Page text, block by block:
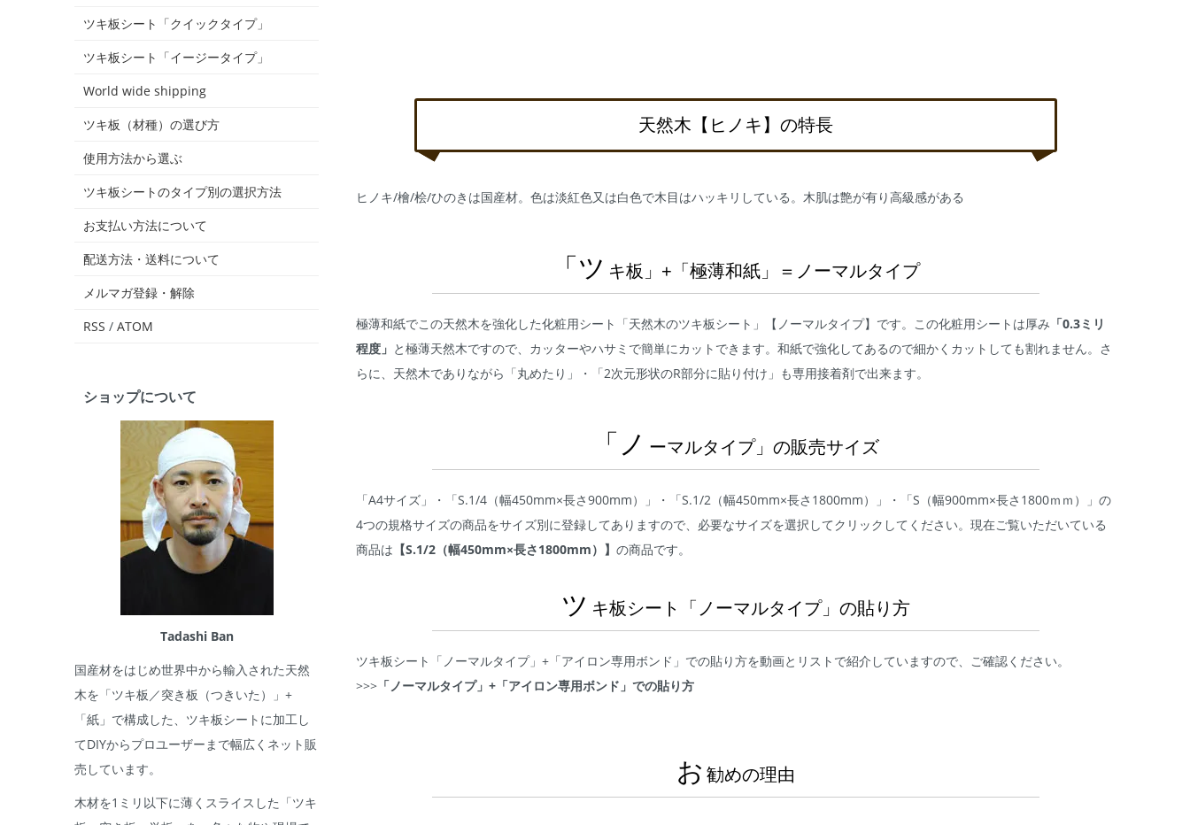
天然木【ヒノキ】の特長
ヒノキ/檜/桧/ひのきは国産材。色は淡紅色又は白色で木目はハッキリしている。木肌は艶が有り高級感がある
「ツ キ板」+「極薄和紙」＝ノーマルタイプ
極薄和紙でこの天然木を強化した化粧用シート「天然木のツキ板シート」【ノーマルタイプ】です。この化粧用シートは厚み 「0.3ミリ
程度」 と極薄天然木ですので、カッターやハサミで簡単にカットできます。和紙で強化してあるので細かくカットしても割れません。さ
らに、天然木でありながら「丸めたり」・「2次元形状のR部分に貼り付け」も専用接着剤で出来ます。
「ノ ーマルタイプ」の販売サイズ
「A4サイズ」・「S.1/4（幅450mm×長さ900mm）」・「S.1/2（幅450mm×長さ1800mm）」・「S（幅900mm×長さ1800ｍｍ）」の
4つの規格サイズの商品をサイズ別に登録してありますので、必要なサイズを選択してクリックしてください。現在ご覧いただいている
商品は 【S.1/2（幅450mm×長さ1800mm）】 の商品です。
ツ キ板シート「ノーマルタイプ」の貼り方
ツキ板シート「ノーマルタイプ」+「アイロン専用ボンド」での貼り方を動画とリストで紹介していますので、ご確認ください。
>>> 「ノーマルタイプ」+「アイロン専用ボンド」での貼り方
お 勧めの理由
ツキ板シート「クイックタイプ」
ツキ板シート「イージータイプ」
World wide shipping
ツキ板（材種）の選び方
使用方法から選ぶ
ツキ板シートのタイプ別の選択方法
お支払い方法について
配送方法・送料について
メルマガ登録・解除
RSS / ATOM
ショップについて
Tadashi Ban
国産材をはじめ世界中から輸入された天然
木を「ツキ板／突き板（つきいた）」+
「紙」で構成した、ツキ板シートに加工し
てDIYからプロユーザーまで幅広くネット販
売しています。
木材を1ミリ以下に薄くスライスした「ツキ